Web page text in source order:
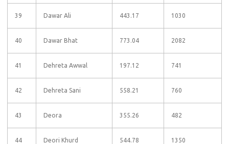
39 Dawar Ali 443.17 1030
40 Dawar Bhat 773.04 2082
41 Dehreta Awwal 197.12 741
42 Dehreta Sani 558.21 760
43 Deora 355.26 482
44 Deori Khurd 544.78 1350